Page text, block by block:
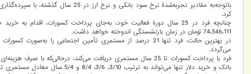
باتوجه‌به مقادیر تجربه‌شدة نرخ سود
کرد.
74،546،111 تومان در زمان بازنشستگی اندوخته خواهد داشت.
می‌گردد.
فرد با پرداخت کسورات تا 25 سال مستمری دریافت می‌کند، درحالی‌که
بانک و خرید دلار تنها می‌تواند